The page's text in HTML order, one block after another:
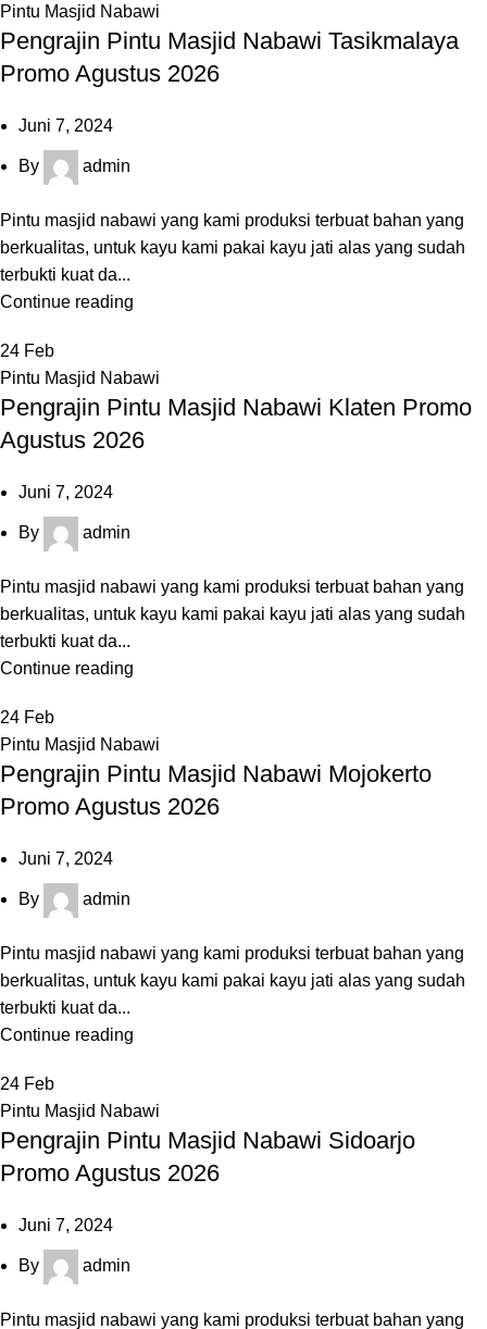
Pintu Masjid Nabawi
Pengrajin Pintu Masjid Nabawi Tasikmalaya
Promo Agustus 2026
Juni 7, 2024
By admin
Pintu masjid nabawi yang kami produksi terbuat bahan yang
berkualitas, untuk kayu kami pakai kayu jati alas yang sudah
terbukti kuat da...
Continue reading
24 Feb
Pintu Masjid Nabawi
Pengrajin Pintu Masjid Nabawi Klaten Promo
Agustus 2026
Juni 7, 2024
By admin
Pintu masjid nabawi yang kami produksi terbuat bahan yang
berkualitas, untuk kayu kami pakai kayu jati alas yang sudah
terbukti kuat da...
Continue reading
24 Feb
Pintu Masjid Nabawi
Pengrajin Pintu Masjid Nabawi Mojokerto
Promo Agustus 2026
Juni 7, 2024
By admin
Pintu masjid nabawi yang kami produksi terbuat bahan yang
berkualitas, untuk kayu kami pakai kayu jati alas yang sudah
terbukti kuat da...
Continue reading
24 Feb
Pintu Masjid Nabawi
Pengrajin Pintu Masjid Nabawi Sidoarjo
Promo Agustus 2026
Juni 7, 2024
By admin
Pintu masjid nabawi yang kami produksi terbuat bahan yang